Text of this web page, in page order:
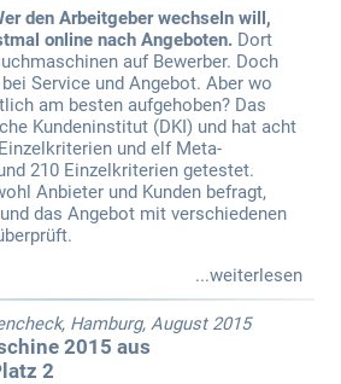
den Arbeitgeber wechseln will,
online nach Angeboten. Dort
auf Bewerber. Doch
Service und Angebot. Aber wo
am besten aufgehoben? Das
Kundeninstitut (DKI) und hat acht
und elf Meta-
210 Einzelkriterien getestet.
Anbieter und Kunden befragt,
das Angebot mit verschiedenen
...weiterlesen
Hamburg, August 2015
2015 aus
2